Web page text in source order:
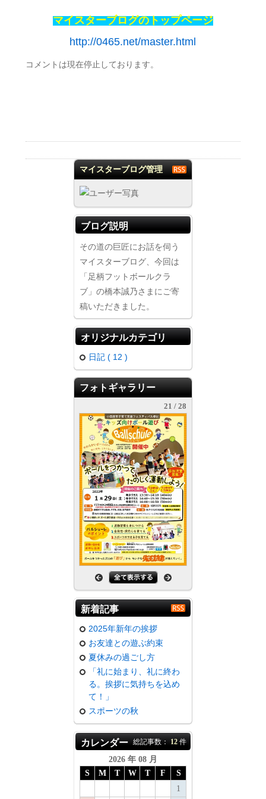
お買い物
マイスターブログのトップページ
http://0465.net/master.html
コメントは現在停止しております。
マイスターブログ管理
者
ブログ説明
その道の巨匠にお話を伺う
マイスターブログ、今回は
「足柄フットボールクラ
ブ」の橋本誠乃さまにご寄
稿いただきました。
オリジナルカテゴリ
日記 ( 12 )
フォトギャラリー
21 / 28
新着記事
2025年新年の挨拶
お友達との遊ぶ約束
夏休みの過ごし方
「礼に始まり、礼に終わ
る。挨拶に気持ちを込め
て！」
スポーツの秋
カレンダー 総記事数： 12 件
2026 年 08 月
S
M T W T F
S
1